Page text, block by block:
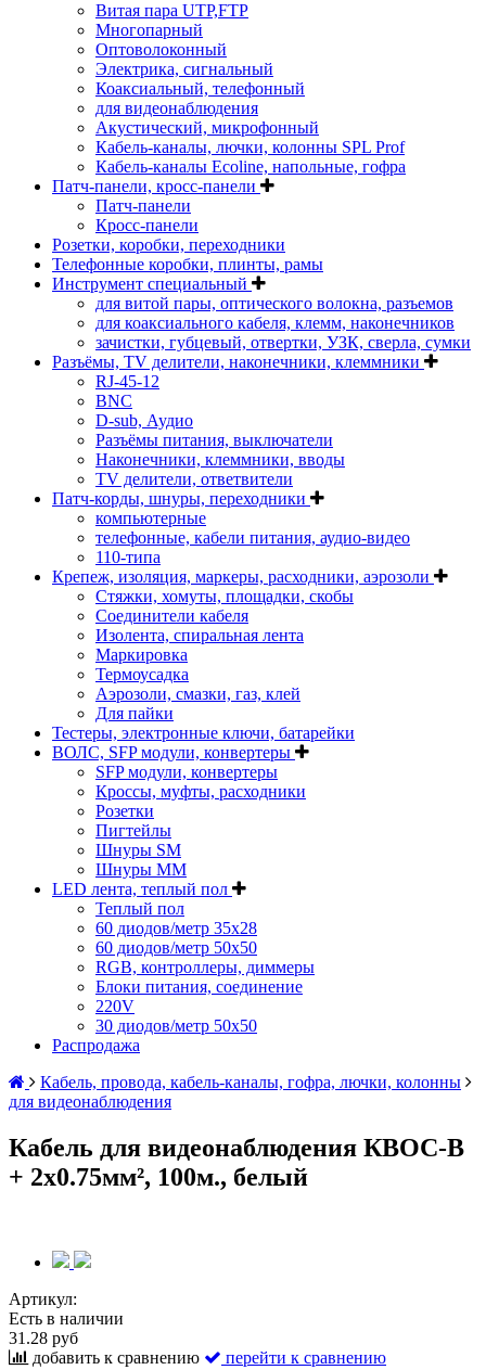
Витая пара UTP,FTP
Многопарный
Оптоволоконный
Электрика, сигнальный
Коаксиальный, телефонный
для видеонаблюдения
Акустический, микрофонный
Кабель-каналы, лючки, колонны SPL Prof
Кабель-каналы Ecoline, напольные, гофра
Патч-панели, кросс-панели
Патч-панели
Кросс-панели
Розетки, коробки, переходники
Телефонные коробки, плинты, рамы
Инструмент специальный
для витой пары, оптического волокна, разъемов
для коаксиального кабеля, клемм, наконечников
зачистки, губцевый, отвертки, УЗК, сверла, сумки
Разъёмы, TV делители, наконечники, клеммники
RJ-45-12
BNC
D-sub, Аудио
Разъёмы питания, выключатели
Наконечники, клеммники, вводы
ТV делители, ответвители
Патч-корды, шнуры, переходники
компьютерные
телефонные, кабели питания, аудио-видео
110-типа
Крепеж, изоляция, маркеры, расходники, аэрозоли
Стяжки, хомуты, площадки, скобы
Соединители кабеля
Изолента, спиральная лента
Маркировка
Термоусадка
Аэрозоли, смазки, газ, клей
Для пайки
Тестеры, электронные ключи, батарейки
ВОЛС, SFP модули, конвертеры
SFP модули, конвертеры
Кроссы, муфты, расходники
Розетки
Пигтейлы
Шнуры SM
Шнуры MM
LED лента, теплый пол
Теплый пол
60 диодов/метр 35x28
60 диодов/метр 50x50
RGB, контроллеры, диммеры
Блоки питания, соединение
220V
30 диодов/метр 50х50
Распродажа
Кабель, провода, кабель-каналы, гофра, лючки, колонны
для видеонаблюдения
Кабель для видеонаблюдения КВОС-В
+ 2х0.75мм², 100м., белый
Артикул:
Есть в наличии
31.28 руб
добавить к сравнению
перейти к сравнению